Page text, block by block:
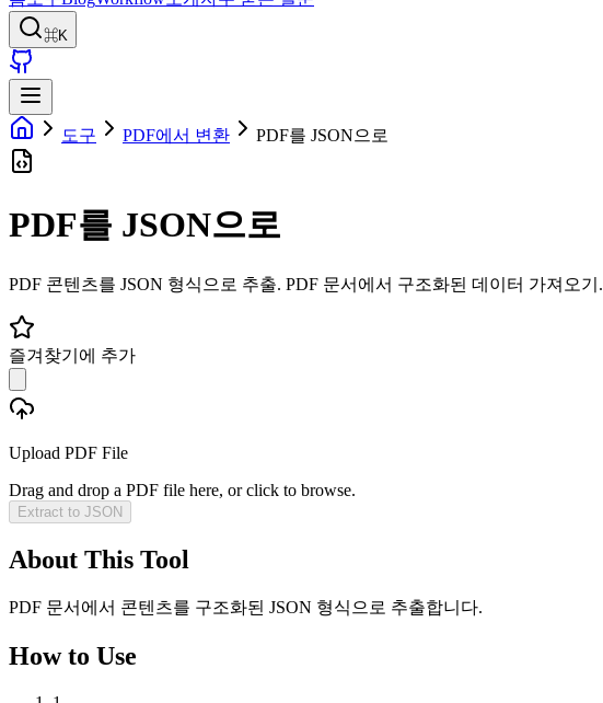
⌘K
도구 PDF에서 변환 PDF를 JSON으로
PDF를 JSON으로
PDF 콘텐츠를 JSON 형식으로 추출. PDF 문서에서 구조화된 데이터 가져오기.
즐겨찾기에 추가
Upload PDF File
Drag and drop a PDF file here, or click to browse.
Extract to JSON
About This Tool
PDF 문서에서 콘텐츠를 구조화된 JSON 형식으로 추출합니다.
How to Use